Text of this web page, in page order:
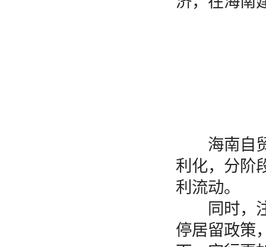
海南自贸
利化，分阶
利流动。
同时，注
停居留政策